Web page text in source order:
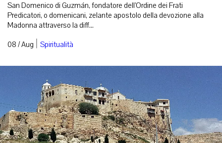
San Domenico di Guzmán, fondatore dell’Ordine dei Frati
Predicatori, o domenicani, zelante apostolo della devozione alla
Madonna attraverso la diff...
08 / Aug | Spiritualità